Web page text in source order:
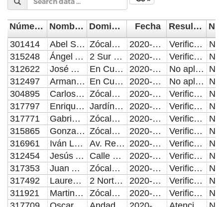
Número de Control Nombre del Supervisor/Verificador Domicilio de la visita Fecha
Resultado de la Inspección, Verificación o Visita Domiciliaria
301414
Abel Sánchez Xicoténcatl Zócalo Y Portales 2020-06-01
Verificación o Inspección con resultado positivo.
315248
Ángel Adán Baños Borja 2 Sur De 3 A 5 Oriente, Palafox De 2 A 6 Sur, Callejón Lennon, La Compañía, Carolino, Callejón De Los Sapos 2020-06-01
Verificación o Inspección con resultado positivo.
312622
José Antonio Cuellar Peña En Cuarentena Por Covid-19, Atención A Circular Núm. Secad-028/2020 2020-06-01
No aplica
312497
Armando Miguel Brito Ortega En Cuarentena Por Covid-19, Atención A Circular Núm. Secad-023/2020 2020-06-01
No aplica
304895
Carlos Moisés Ramos Bustillos Zócalo Y Portales 2020-06-01
Verificación o Inspección con resultado positivo.
317797
Enrique Filiberto Juárez Ángeles Jardín Del Carmen, 16 De Septiembre De La 17 Oriente A 3 Oriente 2020-06-01
Verificación o Inspección con resultado positivo.
317771
Gabriel Cortes Mendoza Zócalo Y Portales; 2 Sur De 3 A 5 Oriente, Palafox De 2 A 6 Sur, Callejón Lennon, La Compañía, Carolino, Callejón De Los Sapos; Reforma De 5 De Mayo A 11 Sur; Jardín Del Carmen, 16 De Septiembre De La 17 Oriente A 3 Oriente; 2 Norte De Palafox A 18 Oriente Y Laterales; 2 Oriente De Calle 5 De Mayo A 4 Norte, 4 Oriente De Calle 5 De Mayo A 4 Norte, 6 Oriente De Calle 5 De Mayo A 4 Norte; Entradas De: Hospital General Zona Norte De Puebla, Imss Hospital General De Zona 20 La Margarita; Clínica 1 (Calle 11 Sur Entre Av. 13 Y 15 Poniente. Col. Centro) Y Clínica 2 (Av. 7 Y 9 Oriente Sobre Blvd. Héroes Del 5 De Mayo, Col. Centro); Entradas Principales De Infonavit La Margarita Y Zona De Coppel (Av. Fidel Velázquez Y Avenida Vicente Guerrero); Mercado De Parían; Jardín De Analco Y Puente De Ovando; De Reforma A 11 Poniente De 11 A 13 Sur. 2020-06-01
Verificación o Inspección con resultado positivo.
315865
Gonzalo Juárez Campos Zócalo Y Portales 2020-06-01
Verificación o Inspección con resultado positivo.
316961
Iván López Fernández Av. Reforma, Calle 5 De Mayo 2020-06-01
Verificación o Inspección con resultado positivo.
312454
Jesús Alberto Reyes Esquivel Calle 5 De Mayo De Av. Reforma A 8 Poniente 2020-06-01
Verificación o Inspección con resultado positivo.
317353
Juan Alberto Romero Barrientos Zócalo Y Portales 2020-06-01
Verificación o Inspección con resultado positivo.
317492
Laurent Cortez Vázquez 2 Norte De Palafox A 18 Oriente Y Laterales 2020-06-01
Verificación o Inspección con resultado positivo.
311921
Martin Alba Méndez Zócalo Y Portales 2020-06-01
Verificación o Inspección con resultado positivo.